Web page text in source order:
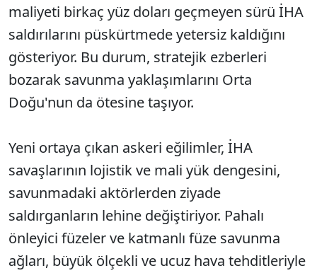
maliyeti birkaç yüz doları geçmeyen sürü İHA
saldırılarını püskürtmede yetersiz kaldığını
gösteriyor. Bu durum, stratejik ezberleri
bozarak savunma yaklaşımlarını Orta
Doğu'nun da ötesine taşıyor.
Yeni ortaya çıkan askeri eğilimler, İHA
savaşlarının lojistik ve mali yük dengesini,
savunmadaki aktörlerden ziyade
saldırganların lehine değiştiriyor. Pahalı
önleyici füzeler ve katmanlı füze savunma
ağları, büyük ölçekli ve ucuz hava tehditleriyle